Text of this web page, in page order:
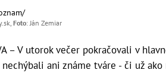
Foto: Ján Zemiar
– V utorok večer pokračovali v
nechýbali ani známe tváre - či už